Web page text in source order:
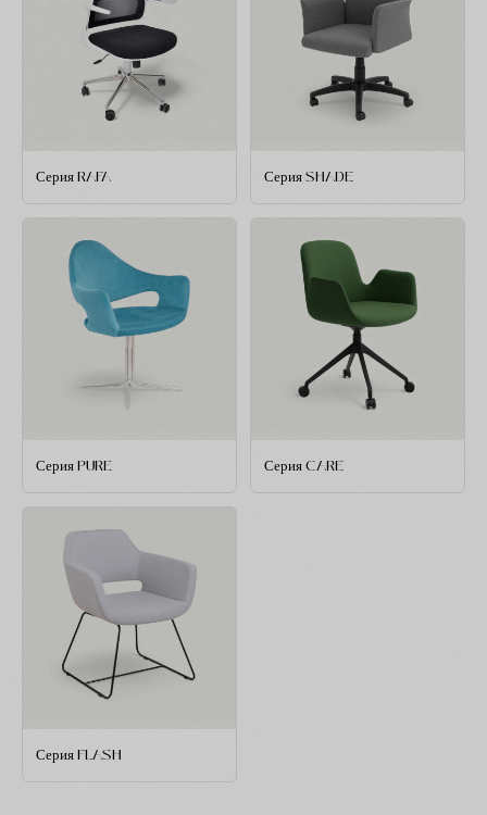
Серия RAFA Серия SHADE
Серия PURE Серия CARE
Серия FLASH